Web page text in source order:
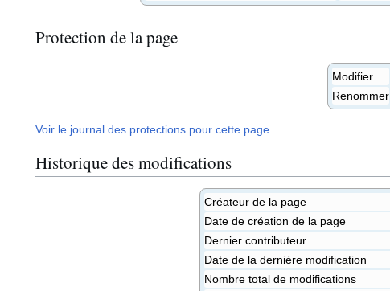
Protection de la page
Modifier
Renommer
Voir le journal des protections pour cette page.
Historique des modifications
Créateur de la page
Date de création de la page
Dernier contributeur
Date de la dernière modification
Nombre total de modifications